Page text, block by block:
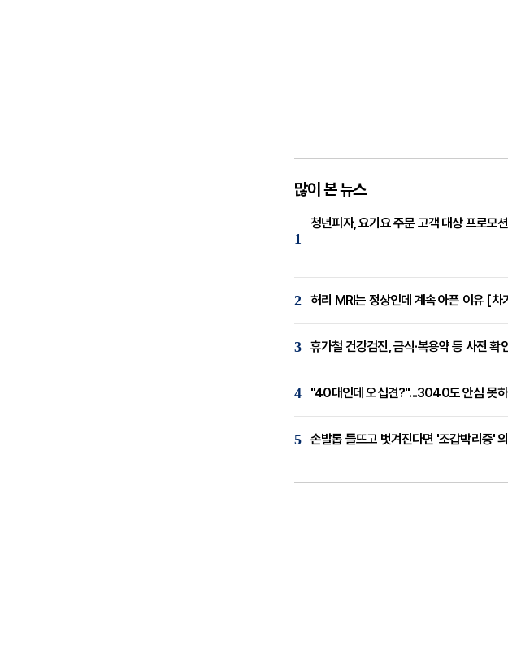
많이 본 뉴스
1
청년피자, 요기요 주문 고객 대상 프로모
2 허리 MRI는 정상인데 계속 아픈 이유 [차
3 휴가철 건강검진, 금식·복용약 등 사전
4 "40대인데 오십견?"...3040도 안심 못하
5 손발톱 들뜨고 벗겨진다면 '조갑박리증'